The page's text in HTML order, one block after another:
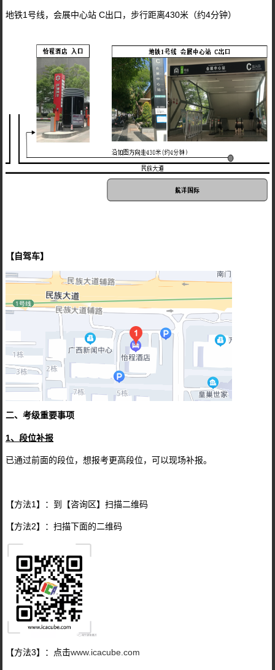
地铁1号线，会展中心站 C出口，步行距离430米（约4分钟）
【自驾车】
二、考级重要事项
1、段位补报
已通过前面的段位，想报考更高段位，可以现场补报。
【方法1】：到【咨询区】扫描二维码
【方法2】：扫描下面的二维码
【方法3】：点击www.icacube.com